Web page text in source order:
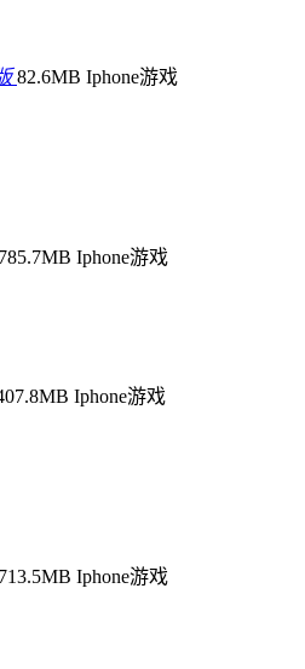
82.6MB Iphone游戏
785.7MB Iphone游戏
Iphone游戏
713.5MB Iphone游戏